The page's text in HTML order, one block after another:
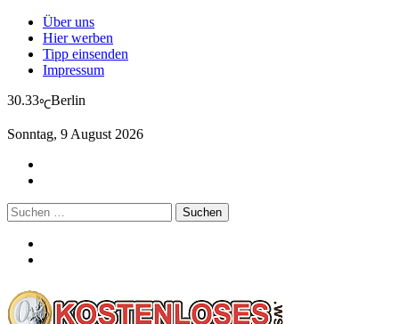
Über uns
Hier werben
Tipp einsenden
Impressum
30.33℃Berlin
Sonntag, 9 August 2026
Suchen
nach: